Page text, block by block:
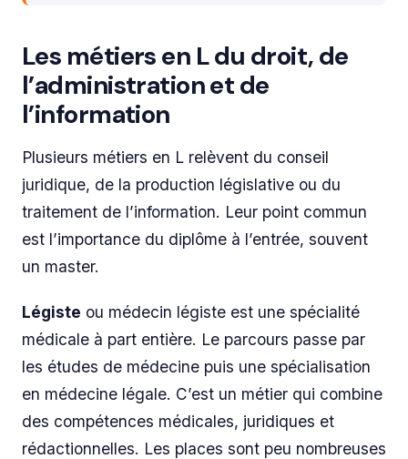
Les métiers en L du droit, de
l’administration et de
l’information
Plusieurs métiers en L relèvent du conseil
juridique, de la production législative ou du
traitement de l’information. Leur point commun
est l’importance du diplôme à l’entrée, souvent
un master.
Légiste ou médecin légiste est une spécialité
médicale à part entière. Le parcours passe par
les études de médecine puis une spécialisation
en médecine légale. C’est un métier qui combine
des compétences médicales, juridiques et
rédactionnelles. Les places sont peu nombreuses